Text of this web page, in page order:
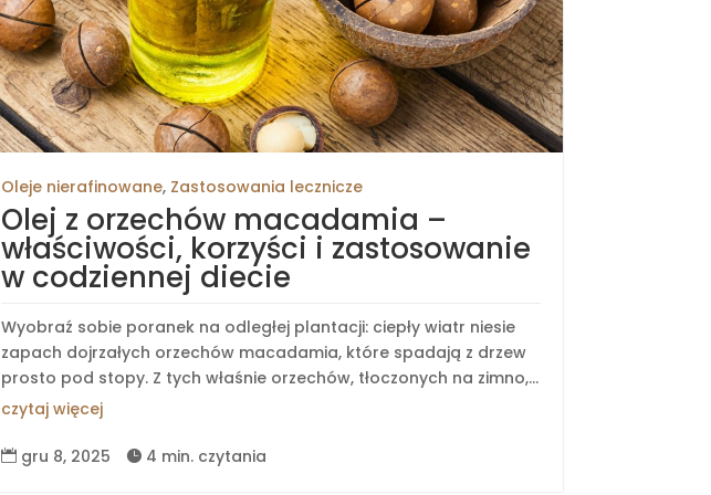
Oleje nierafinowane, Zastosowania lecznicze
Olej z orzechów macadamia –
właściwości, korzyści i zastosowanie
w codziennej diecie
Wyobraź sobie poranek na odległej plantacji: ciepły wiatr niesie
zapach dojrzałych orzechów macadamia, które spadają z drzew
prosto pod stopy. Z tych właśnie orzechów, tłoczonych na zimno,...
czytaj więcej
 gru 8, 2025  4 min. czytania